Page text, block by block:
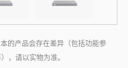
的产品会存在差异（包括功能参
，请以实物为准。